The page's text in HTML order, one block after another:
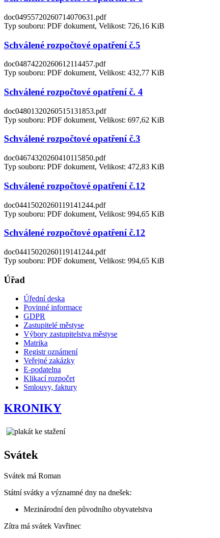
doc04955720260714070631.pdf
Typ souboru: PDF dokument, Velikost: 726,16 KiB
Schválené rozpočtové opatření č.5
doc04874220260612114457.pdf
Typ souboru: PDF dokument, Velikost: 432,77 KiB
Schválené rozpočtové opatření č. 4
doc04801320260515131853.pdf
Typ souboru: PDF dokument, Velikost: 697,62 KiB
Schválené rozpočtové opatření č.3
doc04674320260410115850.pdf
Typ souboru: PDF dokument, Velikost: 472,83 KiB
Schválené rozpočtové opatření č.12
doc04415020260119141244.pdf
Typ souboru: PDF dokument, Velikost: 994,65 KiB
Schválené rozpočtové opatření č.12
doc04415020260119141244.pdf
Typ souboru: PDF dokument, Velikost: 994,65 KiB
Úřad
Úřední deska
Povinné informace
GDPR
Zastupitelé městyse
Výbory zastupitelstva městyse
Matrika
Registr oznámení
Veřejné zakázky
E-podatelna
Klikací rozpočet
Smlouvy, faktury
KRONIKY
Svátek
Svátek má Roman
Státní svátky a významné dny na dnešek:
Mezinárodní den původního obyvatelstva
Zítra má svátek Vavřinec